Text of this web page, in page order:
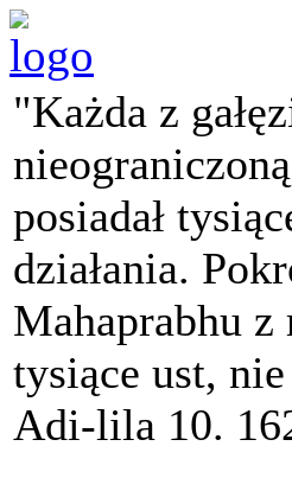
"Każda z
posiadał
działania.
Mahaprabhu z
tysiące ust,
Adi-lila 10.